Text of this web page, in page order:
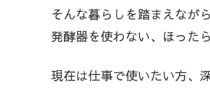
そんな暮らしを踏まえなが
発酵器を使わない、ほった
現在は仕事で使いたい方、